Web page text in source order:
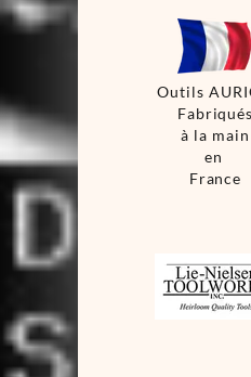
Outils
Fabriqués
à la main
en
France